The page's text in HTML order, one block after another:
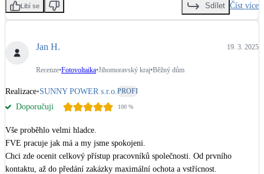
Libí se Sdílet Číst více
Jan H. 19. 3. 2025
Recenze•Fotovoltaika•Jihomoravský kraj•Běžný dům
Realizace•SUNNY POWER s.r.o. PROFI
Doporučuji 100 %
Vše proběhlo velmi hladce.
FVE pracuje jak má a my jsme spokojeni.
Chci zde ocenit celkový přístup pracovníků společnosti. Od prvního
kontaktu, až do předání zakázky maximální ochota a vstřícnost.